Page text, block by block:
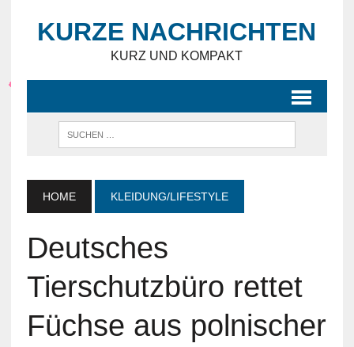
KURZE NACHRICHTEN
KURZ UND KOMPAKT
HOME KLEIDUNG/LIFESTYLE
Deutsches
Tierschutzbüro rettet
Füchse aus polnischer